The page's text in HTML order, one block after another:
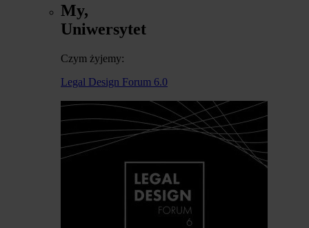
My,
Uniwersytet
Czym żyjemy:
Legal Design Forum 6.0